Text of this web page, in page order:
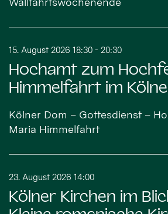
Hochamt zum
Himmelfahrt im
15. August 2026 18:30 - 20:30
Kölner Dom – Gottesdienst –
Maria Himmelfahrt
Kölner Kirchen im
23. August 2026 14:00